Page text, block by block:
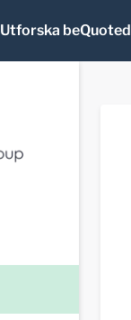
Utforska beQuoted